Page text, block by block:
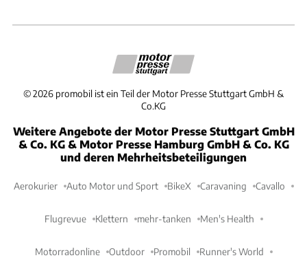
©2026 promobil ist ein Teil der Motor Presse Stuttgart GmbH &
Co.KG
Weitere Angebote der Motor Presse Stuttgart GmbH
& Co. KG & Motor Presse Hamburg GmbH & Co. KG
und deren Mehrheitsbeteiligungen
Aerokurier Auto Motor und Sport BikeX Caravaning Cavallo
Flugrevue Klettern mehr-tanken Men's Health
Motorradonline Outdoor Promobil Runner's World